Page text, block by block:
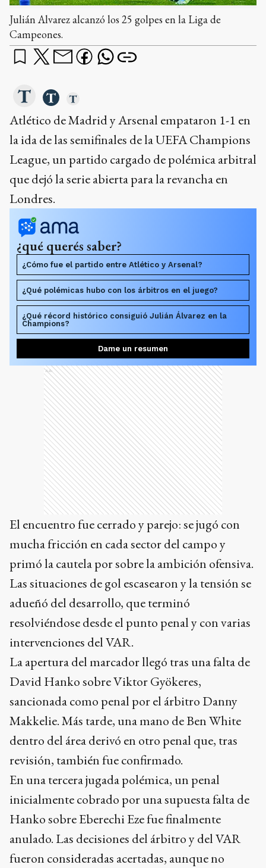
Julián Alvarez alcanzó los 25 golpes en la Liga de
Campeones.
Atlético de Madrid y Arsenal empataron 1-1 en
la ida de las semifinales de la UEFA Champions
League, un partido cargado de polémica arbitral
que dejó la serie abierta para la revancha en
Londres.
¿qué querés saber?
¿Cómo fue el partido entre Atlético y Arsenal?
¿Qué polémicas hubo con los árbitros en el juego?
¿Qué récord histórico consiguió Julián Álvarez en la
Champions?
Dame un resumen
Ads
El encuentro fue cerrado y parejo: se jugó con
mucha fricción en cada sector del campo y
primó la cautela por sobre la ambición ofensiva.
Las situaciones de gol escasearon y la tensión se
adueñó del desarrollo, que terminó
resolviéndose desde el punto penal y con varias
intervenciones del VAR.
La apertura del marcador llegó tras una falta de
David Hanko sobre Viktor Gyökeres,
sancionada como penal por el árbitro Danny
Makkelie. Más tarde, una mano de Ben White
dentro del área derivó en otro penal que, tras
revisión, también fue confirmado.
En una tercera jugada polémica, un penal
inicialmente cobrado por una supuesta falta de
Hanko sobre Eberechi Eze fue finalmente
anulado. Las decisiones del árbitro y del VAR
fueron consideradas acertadas, aunque no